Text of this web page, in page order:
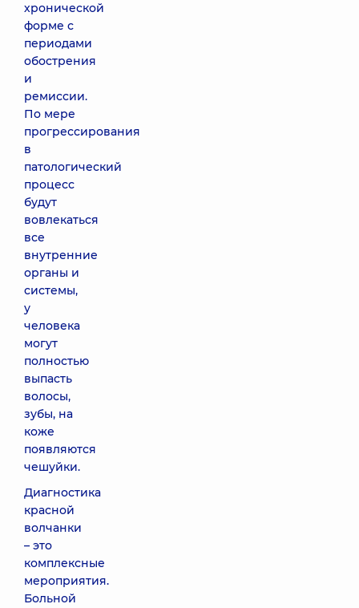
хронической
форме с
периодами
обострения
и
ремиссии.
По мере
прогрессирования
в
патологический
процесс
будут
вовлекаться
все
внутренние
органы и
системы,
у
человека
могут
полностью
выпасть
волосы,
зубы, на
коже
появляются
чешуйки.
Диагностика
красной
волчанки
– это
комплексные
мероприятия.
Больной